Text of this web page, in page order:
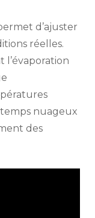
d’ajuster
réelles.
l’évaporation
temps nuageux
des